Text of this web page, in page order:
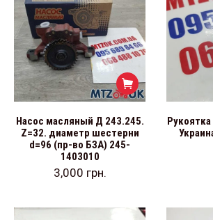
Насос масляный Д 243.245.
Z=32. диаметр шестерни
d=96 (пр-во БЗА) 245-
1403010
3,000 грн.